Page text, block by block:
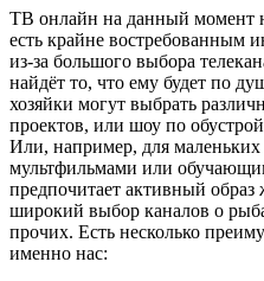
ТВ онлайн на данный момент
есть крайне востребованным
из-за большого выбора
найдёт то, что ему будет по
хозяйки могут выбрать
проектов, или шоу по
Или, например, для маленьких
мультфильмами или
предпочитает активный
широкий выбор каналов о
прочих. Есть несколько
именно нас: